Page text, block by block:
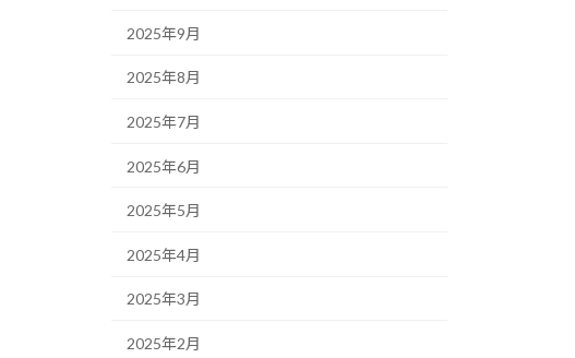
2025年9月
2025年8月
2025年7月
2025年6月
2025年5月
2025年4月
2025年3月
2025年2月